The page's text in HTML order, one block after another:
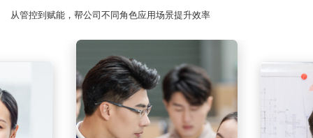
从管控到赋能，帮公司不同角色应用场景提升效率